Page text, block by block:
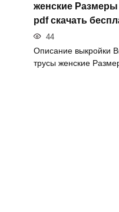
женские Размеры
pdf скачать
44
Описание выкройки
трусы женские